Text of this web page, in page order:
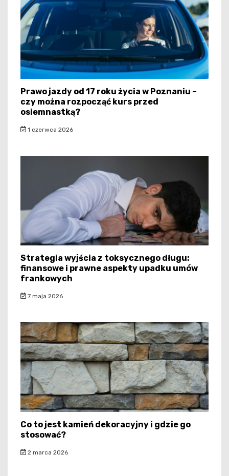
Prawo jazdy od 17 roku życia w Poznaniu –
czy można rozpocząć kurs przed
osiemnastką?
1 czerwca 2026
Strategia wyjścia z toksycznego długu:
finansowe i prawne aspekty upadku umów
frankowych
7 maja 2026
Co to jest kamień dekoracyjny i gdzie go
stosować?
2 marca 2026